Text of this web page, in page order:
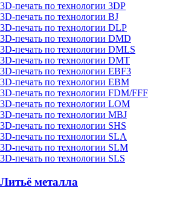
3D-печать по технологии 3DP
3D-печать по технологии BJ
3D-печать по технологии DLP
3D-печать по технологии DMD
3D-печать по технологии DMLS
3D-печать по технологии DMT
3D-печать по технологии EBF3
3D-печать по технологии EBM
3D-печать по технологии FDM/FFF
3D-печать по технологии LOM
3D-печать по технологии MBJ
3D-печать по технологии SHS
3D-печать по технологии SLA
3D-печать по технологии SLM
3D-печать по технологии SLS
Литьё металла